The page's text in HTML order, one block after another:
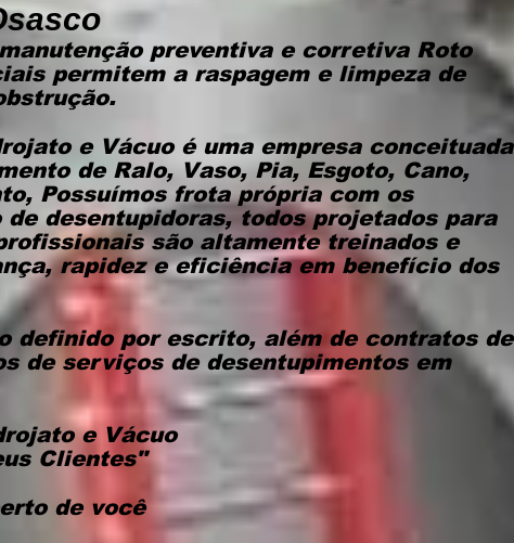
preventiva e corretiva Roto
permitem a raspagem e limpeza de
e Vácuo é uma empresa conceituada
de Ralo, Vaso, Pia, Esgoto, Cano,
Possuímos frota própria com os
desentupidoras, todos projetados para
são altamente treinados e
rapidez e eficiência em benefício dos
definido por escrito, além de contratos de
de serviços de desentupimentos em
e Vácuo
Clientes"
de você